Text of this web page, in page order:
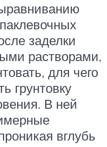
заделки
растворами,
для чего
грунтовку
В ней
вглубь